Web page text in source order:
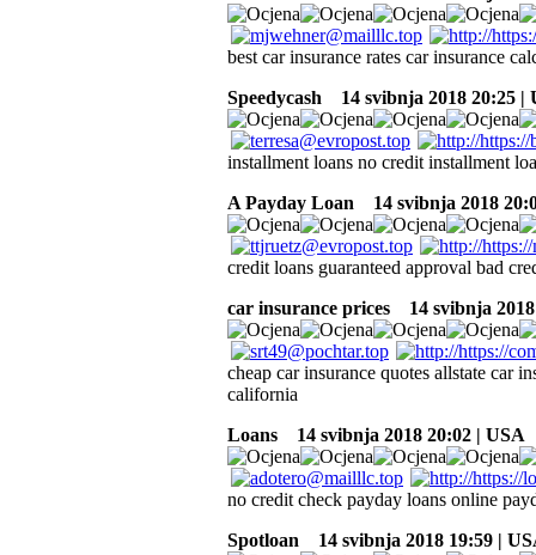
best car insurance rates car insurance
Speedycash
14 svibnja 2018 20:25 |
installment loans no credit installment
A Payday Loan
14 svibnja 2018
credit loans guaranteed approval bad
car insurance prices
14 svibnja
cheap car insurance quotes allstate car
california
Loans
14 svibnja 2018 20:02 | USA
no credit check payday loans online
Spotloan
14 svibnja 2018 19:59 |